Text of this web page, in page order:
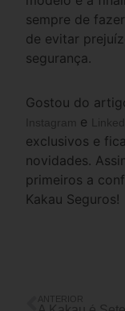
sempre de
de evitar
segurança.
Gostou do
Instagram e
exclusivos e
novidades.
primeiros a
Kakau Seguros!
ANTERIOR